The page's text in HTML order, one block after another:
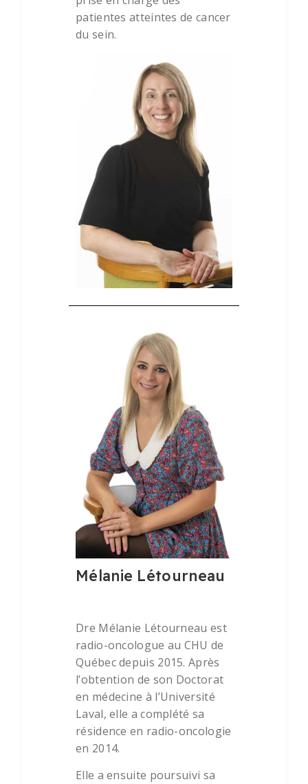
patientes atteintes de cancer
du sein.
Mélanie Létourneau
Dre Mélanie Létourneau est
radio-oncologue au CHU de
Québec depuis 2015. Après
l’obtention de son Doctorat
en médecine à l’Université
Laval, elle a complété sa
résidence en radio-oncologie
en 2014.
Elle a ensuite poursuivi sa